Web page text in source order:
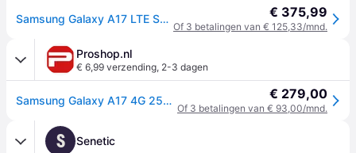
Samsung Galaxy A17 LTE Smartphone 8GB RAM 256GB Super AMOLED 6.7" IP54 5000mAh Zwart € 375,99
Of 3 betalingen van € 125,33/mnd.
Proshop.nl
€ 6,99 verzending, 2-3 dagen
Samsung Galaxy A17 4G 256GB/8GB - Black € 279,00
Of 3 betalingen van € 93,00/mnd.
S Senetic